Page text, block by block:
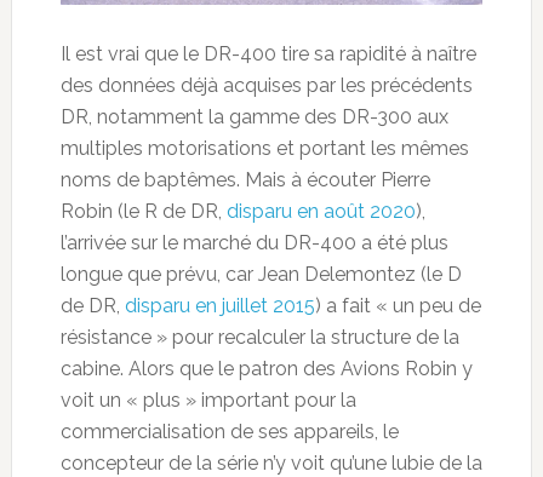
Il est vrai que le DR-400 tire sa rapidité à naître
des données déjà acquises par les précédents
DR, notamment la gamme des DR-300 aux
multiples motorisations et portant les mêmes
noms de baptêmes. Mais à écouter Pierre
Robin (le R de DR, disparu en août 2020),
l’arrivée sur le marché du DR-400 a été plus
longue que prévu, car Jean Delemontez (le D
de DR, disparu en juillet 2015) a fait « un peu de
résistance » pour recalculer la structure de la
cabine. Alors que le patron des Avions Robin y
voit un « plus » important pour la
commercialisation de ses appareils, le
concepteur de la série n’y voit qu’une lubie de la